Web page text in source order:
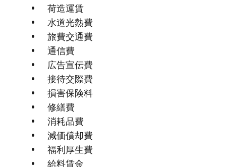
荷造運賃
水道光​熱費
旅費交通費
通信費
広告宣伝費
接待交際費
損害保険料
修繕費
消耗品費
減価償却費
福利厚生費
給料賃金